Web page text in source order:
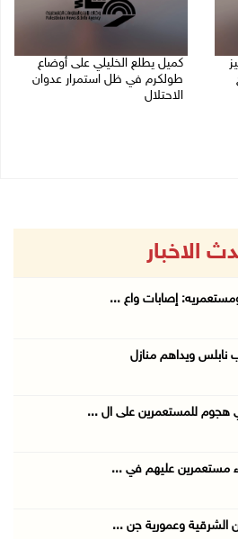
كميل يطلع الخليلي على أوضاع
طولكرم في ظل استمرار عدوان
الاحتلال
الاخبار
إصابات واع ...
نابلس ويداهم منازل
هجوم للمستعمرين على ال ...
الشرقية وعمورية جن ...